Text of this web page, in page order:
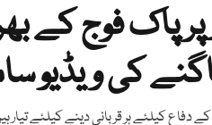
پر پاک فوج کے
کی ویڈیو
دفاع کیلئے ہر قربانی دینے کیلئے تیار